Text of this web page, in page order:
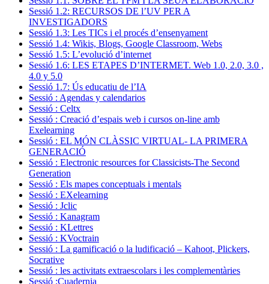
Sessió 1.2: RECURSOS DE l’UV PER A
INVESTIGADORS
Sessió 1.3: Les TICs i el procés d’ensenyament
Sessió 1.4: Wikis, Blogs, Google Classroom, Webs
Sessió 1.5: L’evolució d’internet
Sessió 1.6: LES ETAPES D’INTERMET. Web 1.0, 2.0, 3.0 ,
4.0 y 5.0
Sessió 1.7: Ús educatiu de l’IA
Sessió : Agendas y calendarios
Sessió : Celtx
Sessió : Creació d’espais web i cursos on-line amb
Exelearning
Sessió : EL MÓN CLÀSSIC VIRTUAL- LA PRIMERA
GENERACIÓ
Sessió : Electronic resources for Classicists-The Second
Generation
Sessió : Els mapes conceptuals i mentals
Sessió : EXelearning
Sessió : Jclic
Sessió : Kanagram
Sessió : KLettres
Sessió : KVoctrain
Sessió : La gamificació o la ludificació – Kahoot, Plickers,
Socrative
Sessió : les activitats extraescolars i les complementàries
Sessió :Cuadernia